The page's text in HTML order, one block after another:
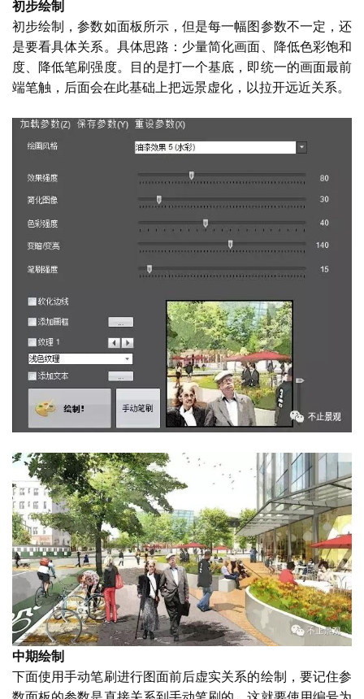
景
观
筑
专
极
速
工
流
初步绘制
初步绘制，参数如面板所示，但是每一幅图参数不一定，还
是要看具体关系。具体思路：少量简化画面、降低色彩饱和
度、降低笔刷强度。目的是打一个基底，即统一的画面最前
端笔触，后面会在此基础上把远景虚化，以拉开远近关系。
中期绘制
下面使用手动笔刷进行图面前后虚实关系的绘制，要记住参